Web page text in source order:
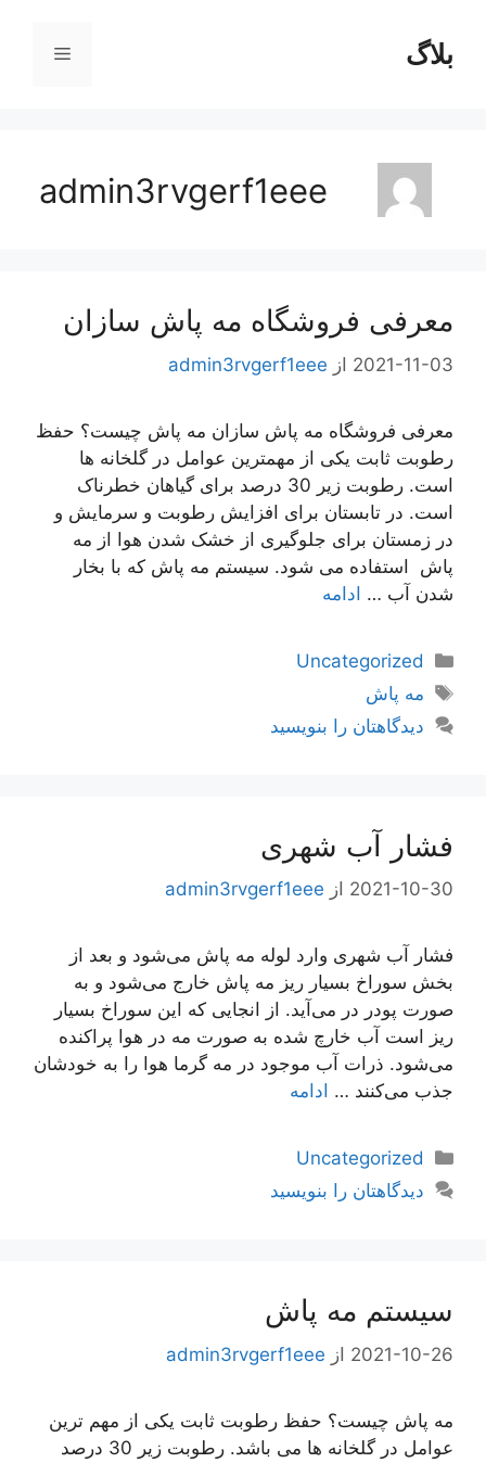
محتوابلاگ فهرست
admin3rvgerf1eee
معرفی فروشگاه مه پاش سازان
2021-11-03 از admin3rvgerf1eee
معرفی فروشگاه مه پاش سازان مه پاش چیست؟ حفظ
رطوبت ثابت یکی از مهمترین عوامل در گلخانه ها
است. رطوبت زیر 30 درصد برای گیاهان خطرناک
است. در تابستان برای افزایش رطوبت و سرمایش و
در زمستان برای جلوگیری از خشک شدن هوا از مه
پاش استفاده می شود. سیستم مه پاش که با بخار
شدن آب … ادامه
دسته‌ها
Uncategorized
برچسب‌ها
مه پاش
دیدگاهتان را بنویسید
فشار آب شهری
2021-10-30 از admin3rvgerf1eee
فشار آب شهری وارد لوله مه پاش می‌شود و بعد از
بخش سوراخ بسیار ریز مه پاش خارج می‌شود و به
صورت پودر در می‌آید. از انجایی که این سوراخ بسیار
ریز است آب خارچ شده به صورت مه در هوا پراکنده
می‌شود. ذرات آب موجود در مه گرما هوا را به خودشان
جذب می‌کنند … ادامه
دسته‌ها
Uncategorized
دیدگاهتان را بنویسید
سیستم مه پاش
2021-10-26 از admin3rvgerf1eee
مه پاش چیست؟ حفظ رطوبت ثابت یکی از مهم ترین
عوامل در گلخانه ها می باشد. رطوبت زیر 30 درصد